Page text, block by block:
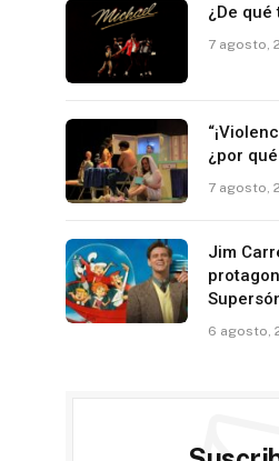
¿De
7 agosto,
¿por
7 agosto,
Jim
6 agosto,